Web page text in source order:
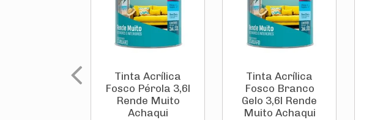
Tinta Acrílica
Fosco Pérola 3,6l
Rende Muito
Achaqui
Tinta Acrílica
Fosco Branco
Gelo 3,6l Rende
Muito Achaqui